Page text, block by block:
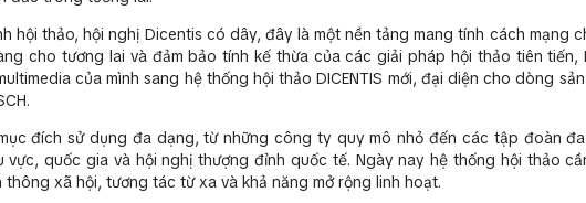
hội thảo, hội nghị Dicentis có dây, đây là một nền tảng mang tính cách mạng
cho tương lai và đảm bảo tính kế thừa của các giải pháp hội thảo tiên tiến,
của mình sang hệ thống hội thảo DICENTIS mới, đại diện cho dòng
đích sử dụng đa dạng, từ những công ty quy mô nhỏ đến các tập đoàn
quốc gia và hội nghị thượng đỉnh quốc tế. Ngày nay hệ thống hội thảo
xã hội, tương tác từ xa và khả năng mở rộng linh hoạt.